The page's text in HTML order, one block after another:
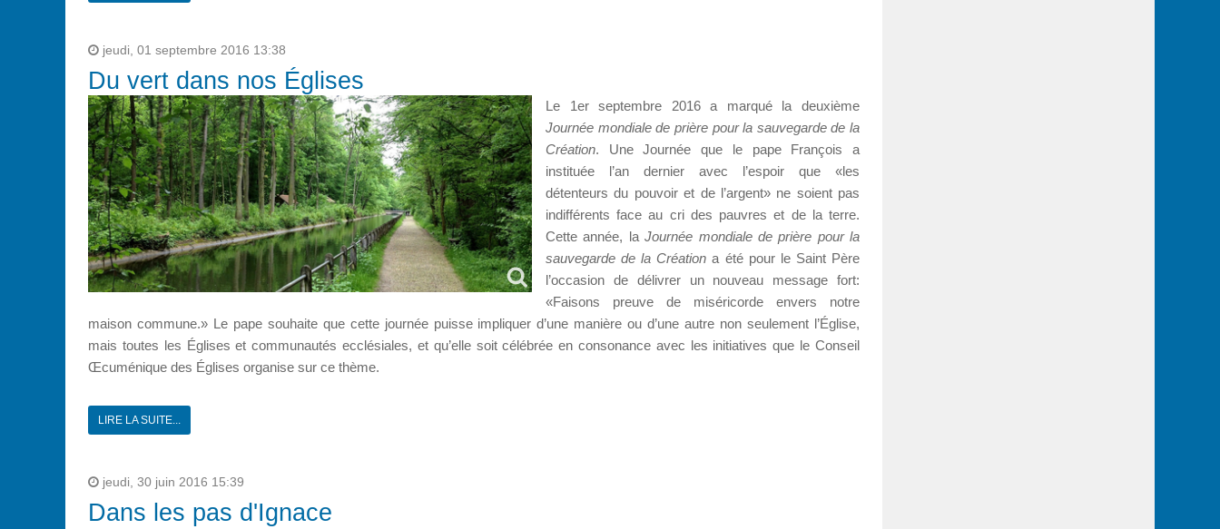
jeudi, 01 septembre 2016 13:38
Du vert dans nos Églises
Le 1er septembre 2016 a marqué la deuxième
Journée mondiale de prière pour la sauvegarde de la
Création. Une Journée que le pape François a
instituée l’an dernier avec l’espoir que «les
détenteurs du pouvoir et de l’argent» ne soient pas
indifférents face au cri des pauvres et de la terre.
Cette année, laJournée mondiale de prière pour la
sauvegarde de la Création a été pour le Saint Père
l’occasion de délivrer un nouveau message fort:
«Faisons preuve de miséricorde envers notre
maison commune.» Le pape souhaite que cette journée puisse impliquer d’une manière ou d’une autre non seulement l’Église,
mais toutes les Églises et communautés ecclésiales, et qu’elle soit célébrée en consonance avec les initiatives que le Conseil
Œcuménique des Églises organise sur ce thème.
LIRE LA SUITE...
jeudi, 30 juin 2016 15:39
Dans les pas d'Ignace